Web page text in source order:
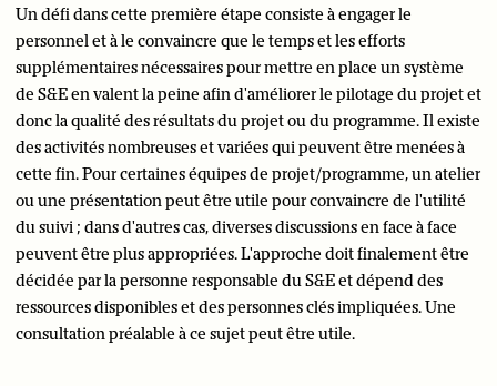
Un défi dans cette première étape consiste à engager le
personnel et à le convaincre que le temps et les efforts
supplémentaires nécessaires pour mettre en place un système
de S&E en valent la peine afin d'améliorer le pilotage du projet et
donc la qualité des résultats du projet ou du programme. Il existe
des activités nombreuses et variées qui peuvent être menées à
cette fin. Pour certaines équipes de projet/programme, un atelier
ou une présentation peut être utile pour convaincre de l'utilité
du suivi ; dans d'autres cas, diverses discussions en face à face
peuvent être plus appropriées. L'approche doit finalement être
décidée par la personne responsable du S&E et dépend des
ressources disponibles et des personnes clés impliquées. Une
consultation préalable à ce sujet peut être utile.